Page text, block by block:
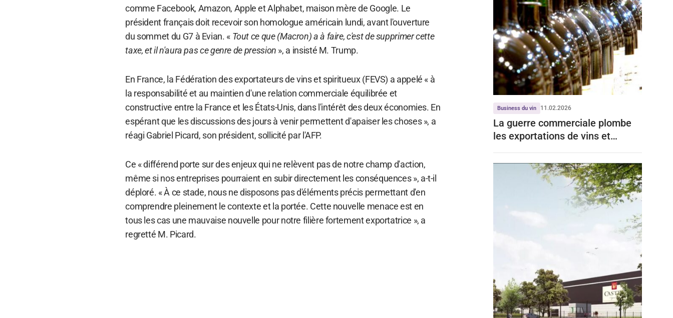
comme Facebook, Amazon, Apple et Alphabet, maison mère de Google. Le
président français doit recevoir son homologue américain lundi, avant l'ouverture
du sommet du G7 à Evian. « Tout ce que (Macron) a à faire, c'est de supprimer cette
taxe, et il n'aura pas ce genre de pression », a insisté M. Trump.
En France, la Fédération des exportateurs de vins et spiritueux (FEVS) a appelé « à
la responsabilité et au maintien d'une relation commerciale équilibrée et
constructive entre la France et les États-Unis, dans l'intérêt des deux économies. En
espérant que les discussions des jours à venir permettent d'apaiser les choses », a
réagi Gabriel Picard, son président, sollicité par l'AFP.
Ce « différend porte sur des enjeux qui ne relèvent pas de notre champ d'action,
même si nos entreprises pourraient en subir directement les conséquences », a-t-il
déploré. « À ce stade, nous ne disposons pas d'éléments précis permettant d'en
comprendre pleinement le contexte et la portée. Cette nouvelle menace est en
tous les cas une mauvaise nouvelle pour notre filière fortement exportatrice », a
regretté M. Picard.
Business du vin 11.02.2026
La guerre commerciale plombe
les exportations de vins et